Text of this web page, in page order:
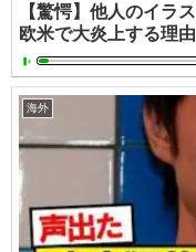
【驚愕】他人のイラ
欧米で大炎上する理
海外